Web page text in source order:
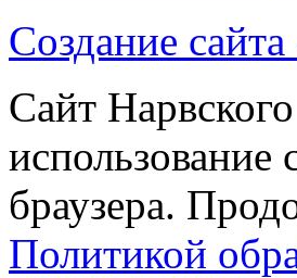
Создание
Сайт
использование
браузера.
Политикой